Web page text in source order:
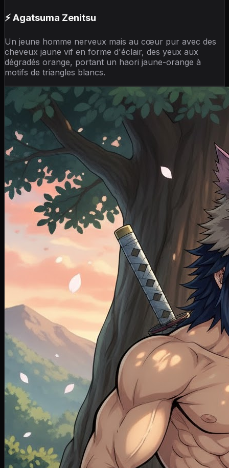
⚡ Agatsuma Zenitsu
Un jeune homme nerveux mais au cœur pur avec des
cheveux jaune vif en forme d'éclair, des yeux aux
dégradés orange, portant un haori jaune-orange à
motifs de triangles blancs.